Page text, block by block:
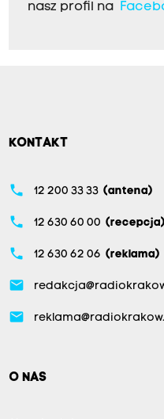
nasz profil na
KONTAKT
phone 12 200 33 33 (antena)
phone 12 630 60 00 (recepcja)
phone 12 630 62 06 (reklama)
email
email
O NAS